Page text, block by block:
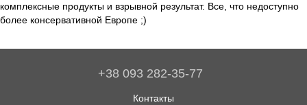
комплексные продукты и взрывной результат. Все, что недоступно
более консервативной Европе ;)
+38 093 282-35-77
Контакты